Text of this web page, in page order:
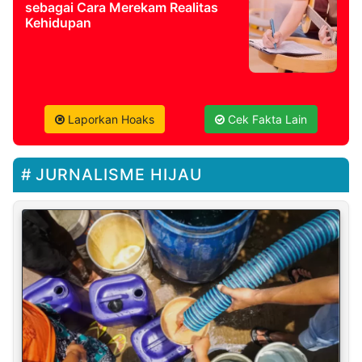
sebagai Cara Merekam Realitas
Kehidupan
Laporkan Hoaks Cek Fakta Lain
JURNALISME HIJAU